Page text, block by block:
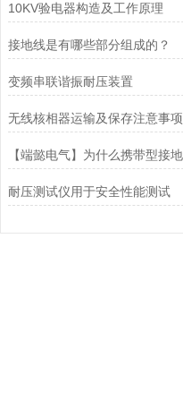
10KV验电器构造及工作原理
接地线是有哪些部分组成的？
变频串联谐振耐压装置
无线核相器运输及保存注意事项
耐压测试仪用于安全性能测试